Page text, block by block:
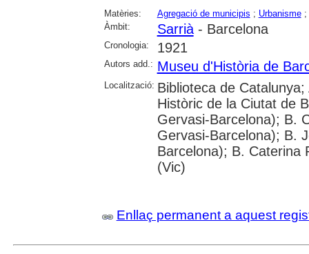
Matèries: Agregació de municipis ; Urbanisme;
Àmbit:
Sarrià- Barcelona
Cronologia: 1921
Autors add.: Museu d'Història de
Localització: Biblioteca de
Històric de la Ciutat de
Gervasi-Barcelona); B.
Gervasi-Barcelona); B.
Barcelona); B. Caterina
(Vic)
Enllaç permanent a aquest